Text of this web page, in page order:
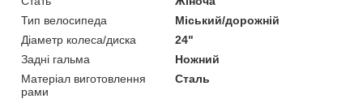
Тип велосипеда
Міський/дорожній
Діаметр колеса/диска
24"
Задні гальма
Ножний
Матеріал виготовлення
рами
Сталь